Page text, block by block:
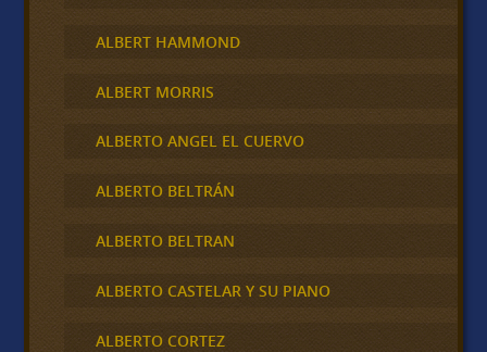
ALBERT HAMMOND
ALBERT MORRIS
ALBERTO ANGEL EL CUERVO
ALBERTO BELTRÁN
ALBERTO BELTRAN
ALBERTO CASTELAR Y SU PIANO
ALBERTO CORTEZ